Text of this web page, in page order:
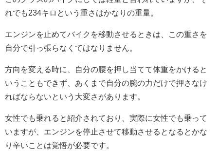
れでも234キロという重さはかなりの重量。
エンジンを止めてバイクを移動させるときは、この重さを
自分で引っ張らなくてはなりません。
方向を変える時に、自分の腰を押し当てて体重をかけると
いうこともできず、あくまで自分の腕の力だけで押さなけ
ればならないという大変さがあります。
女性でも乗れると紹介されており、実際に女性でも乗って
いますが、エンジンを停止させて移動させるとなるとかな
り辛いことは覚悟が必要です。